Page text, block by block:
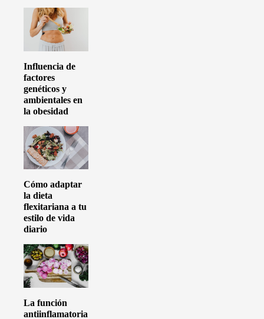
Influencia de
factores
genéticos y
ambientales en
la obesidad
Cómo adaptar
la dieta
flexitariana a tu
estilo de vida
diario
La función
antiinflamatoria